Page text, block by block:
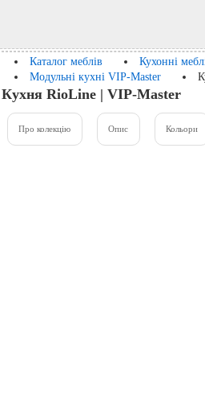
Каталог меблів Кухонні
Модульні кухні VIP-Master
Кухня RioLine | VIP-Master
Про колекцію Опис Кольори